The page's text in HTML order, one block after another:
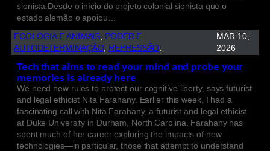
sionista.Desde o início do projeto colonial sionista que o
estado alemão o apoiou…
ECOLOGIA E ANIMAIS PODER E
AUTODETERMINAÇÃO, REPRESSÃO:
MAR 10,
2026
Tech that aims to read your mind and probe your
memories is already here
We need new rules to protect our cognitive liberty, says futurist
and legal ethicist Nita Farahany. Earlier this week, I had a
fascinating call with Nita Farahany, a futurist and legal ethicist
at Duke University in Durham, North Carolina. Farahany has
spent much of her career exploring the impacts of new
technologies—in particular, those that attempt to understand